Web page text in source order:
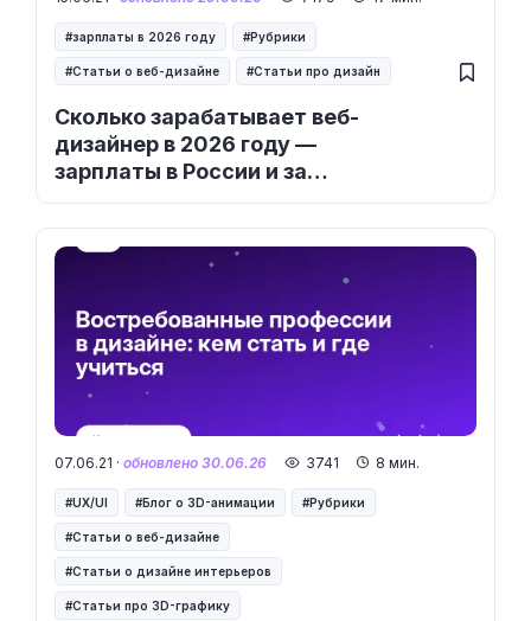
Сколько зарабатывает веб-
дизайнер в 2026 году —
зарплаты в России и за
рубежом
зарплаты в 2026 году Рубрики
Статьи о веб-дизайне Статьи про дизайн
07.06.21 · обновлено 30.06.26 3741 8 мин.
UX/UI Блог о 3D-анимации Рубрики
Статьи о веб-дизайне
Статьи о дизайне интерьеров
Статьи про 3D-графику